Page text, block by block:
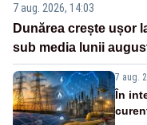
7 aug. 2026, 14:03
Dunărea crește ușor
sub media lunii
7 aug.
În